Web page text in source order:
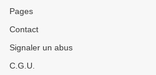
Pages
Contact
Signaler un abus
C.G.U.